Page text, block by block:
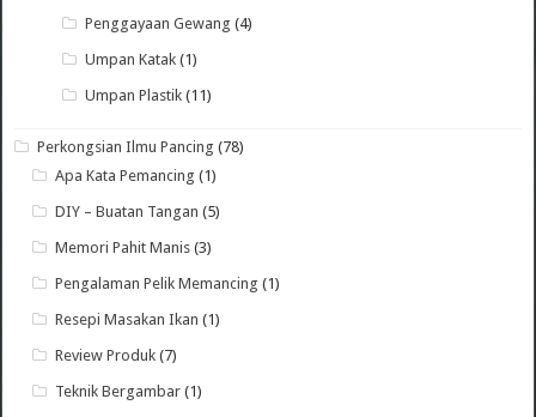
Penggayaan Gewang (4)
Umpan Katak (1)
Umpan Plastik (11)
Perkongsian Ilmu Pancing (78)
Apa Kata Pemancing (1)
DIY – Buatan Tangan (5)
Memori Pahit Manis (3)
Pengalaman Pelik Memancing (1)
Resepi Masakan Ikan (1)
Review Produk (7)
Teknik Bergambar (1)